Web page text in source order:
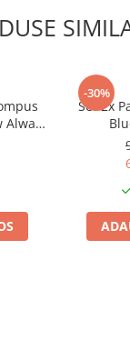
set 4
-30%
Set 2x